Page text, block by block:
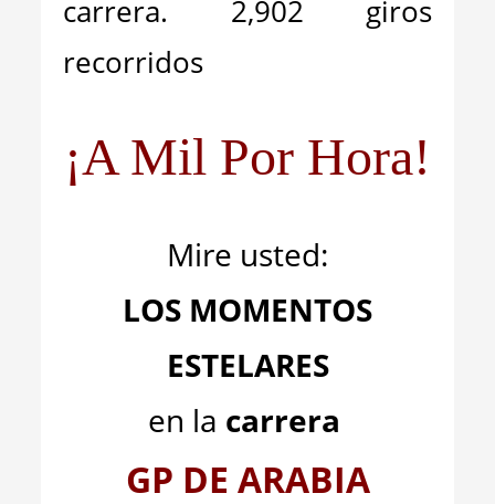
carrera. 2,902 giros
recorridos
¡A Mil Por Hora!
Mire usted:
LOS MOMENTOS
ESTELARES
en la carrera
GP DE ARABIA